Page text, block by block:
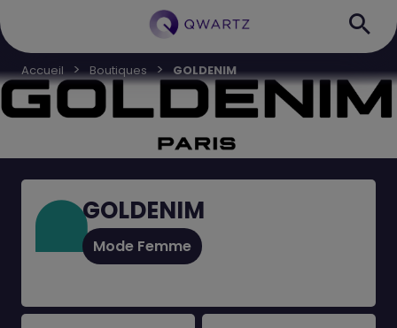
Accueil Boutiques GOLDENIM
GOLDENIM
Mode Femme